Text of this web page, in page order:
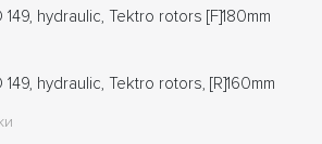
hydraulic, Tektro rotors [F]180mm
hydraulic, Tektro rotors, [R]160mm